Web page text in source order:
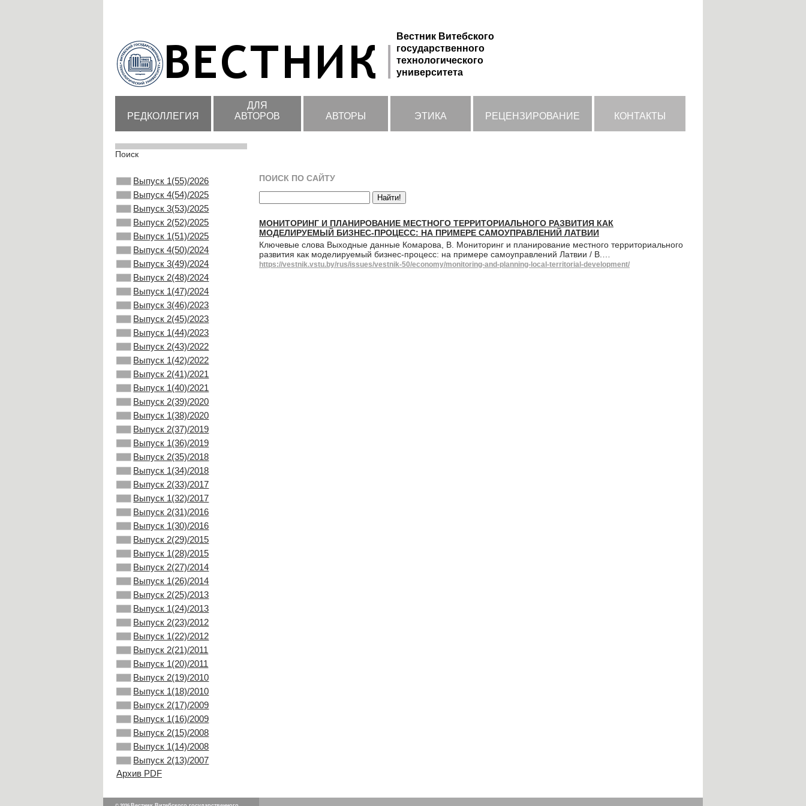
Вестник Витебского
государственного
технологического
университета
РЕДКОЛЛЕГИЯ
ДЛЯ
АВТОРОВ
АВТОРЫ ЭТИКА РЕЦЕНЗИРОВАНИЕ КОНТАКТЫ
Поиск
Выпуск 1(55)/2026
Выпуск 4(54)/2025
Выпуск 3(53)/2025
Выпуск 2(52)/2025
Выпуск 1(51)/2025
Выпуск 4(50)/2024
Выпуск 3(49)/2024
Выпуск 2(48)/2024
Выпуск 1(47)/2024
Выпуск 3(46)/2023
Выпуск 2(45)/2023
Выпуск 1(44)/2023
Выпуск 2(43)/2022
Выпуск 1(42)/2022
Выпуск 2(41)/2021
Выпуск 1(40)/2021
Выпуск 2(39)/2020
Выпуск 1(38)/2020
Выпуск 2(37)/2019
Выпуск 1(36)/2019
Выпуск 2(35)/2018
Выпуск 1(34)/2018
Выпуск 2(33)/2017
Выпуск 1(32)/2017
Выпуск 2(31)/2016
Выпуск 1(30)/2016
Выпуск 2(29)/2015
Выпуск 1(28)/2015
Выпуск 2(27)/2014
Выпуск 1(26)/2014
Выпуск 2(25)/2013
Выпуск 1(24)/2013
Выпуск 2(23)/2012
Выпуск 1(22)/2012
Выпуск 2(21)/2011
Выпуск 1(20)/2011
Выпуск 2(19)/2010
Выпуск 1(18)/2010
Выпуск 2(17)/2009
Выпуск 1(16)/2009
Выпуск 2(15)/2008
Выпуск 1(14)/2008
Выпуск 2(13)/2007
Архив PDF
ПОИСК ПО САЙТУ
МОНИТОРИНГ И ПЛАНИРОВАНИЕ МЕСТНОГО ТЕРРИТОРИАЛЬНОГО РАЗВИТИЯ КАК
МОДЕЛИРУЕМЫЙ БИЗНЕС-ПРОЦЕСС: НА ПРИМЕРЕ САМОУПРАВЛЕНИЙ ЛАТВИИ
Ключевые слова Выходные данные Комарова, В. Мониторинг и планирование местного территориального
развития как моделируемый бизнес-процесс: на примере самоуправлений Латвии / В.…
https://vestnik.vstu.by/rus/issues/vestnik-50/economy/monitoring-and-planning-local-territorial-development/